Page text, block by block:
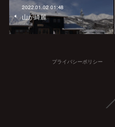
2022.01.02 01:48
山が綺麗
プライバシーポリシー